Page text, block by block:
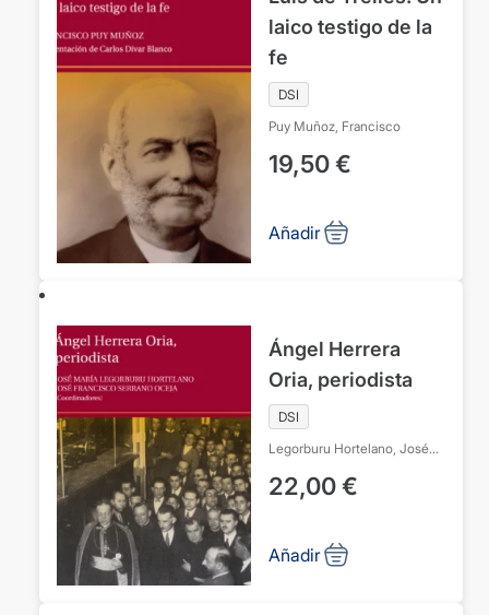
laico testigo de la
fe
DSI
Puy Muñoz, Francisco
19,50€
Añadir
Ángel Herrera
Oria, periodista
DSI
Legorburu Hortelano, José
Francisco
22,00€
Añadir